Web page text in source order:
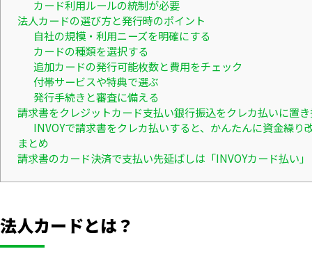
カード利用ルールの統制が必要
法人カードの選び方と発行時のポイント
自社の規模・利用ニーズを明確にする
カードの種類を選択する
追加カードの発行可能枚数と費用をチェック
付帯サービスや特典で選ぶ
発行手続きと審査に備える
請求書をクレジットカード支払い銀行振込をクレカ払いに置
INVOYで請求書をクレカ払いすると、かんたんに資金繰り
まとめ
請求書のカード決済で支払い先延ばしは「INVOYカード払い」
法人カードとは？